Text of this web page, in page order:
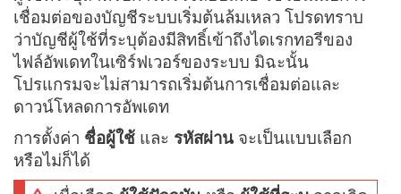
เชื่อมต่อของบัญชีระบบเริ่มต้นล้มเหลว โปรดทราบ
ว่าบัญชีผู้ใช้ที่ระบุต้องมีสิทธิ์เข้าถึงไดเรกทอรีของ
ไฟล์อัพเดทในเซิร์ฟเวอร์ของระบบ มิฉะนั้น
โปรแกรมจะไม่สามารถเริ่มต้นการเชื่อมต่อและ
ดาวน์โหลดการอัพเดท
การตั้งค่า ชื่อผู้ใช้ และ รหัสผ่าน จะเป็นแบบเลือก
หรือไม่ก็ได้